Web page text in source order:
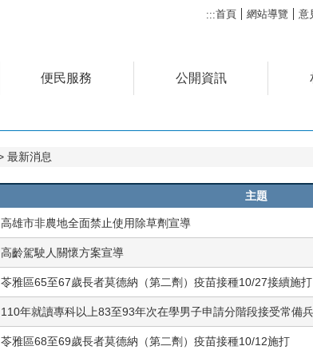
:::首頁 網站導覽 意
便民服務 公開資訊
最新消息
主題
高雄市非農地全面禁止使用除草劑宣導
高齡駕駛人關懷方案宣導
苓雅區65至67歲長者莫德納（第二劑）疫苗接種10/27接續施打
110年就讀專科以上83至93年次在學男子申請分階段接受常備
苓雅區68至69歲長者莫德納（第二劑）疫苗接種10/12施打